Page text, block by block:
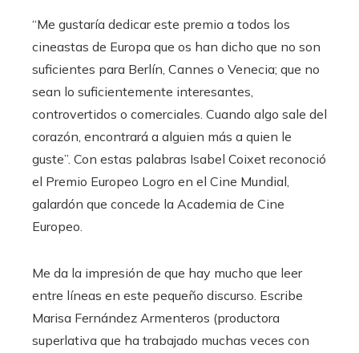
“Me gustaría dedicar este premio a todos los
cineastas de Europa que os han dicho que no son
suficientes para Berlín, Cannes o Venecia; que no
sean lo suficientemente interesantes,
controvertidos o comerciales. Cuando algo sale del
corazón, encontrará a alguien más a quien le
guste”. Con estas palabras Isabel Coixet reconoció
el Premio Europeo Logro en el Cine Mundial,
galardón que concede la Academia de Cine
Europeo.
Me da la impresión de que hay mucho que leer
entre líneas en este pequeño discurso. Escribe
Marisa Fernández Armenteros (productora
superlativa que ha trabajado muchas veces con